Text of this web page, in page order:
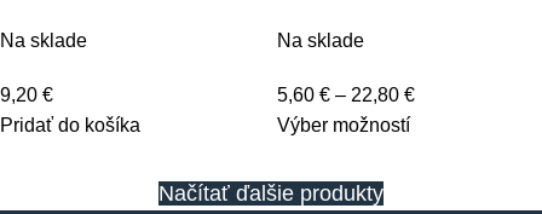
Na sklade
9,20 €
Pridať do košíka
Na sklade
5,60 € – 22,80 €
Výber možností
Načítať ďalšie produkty